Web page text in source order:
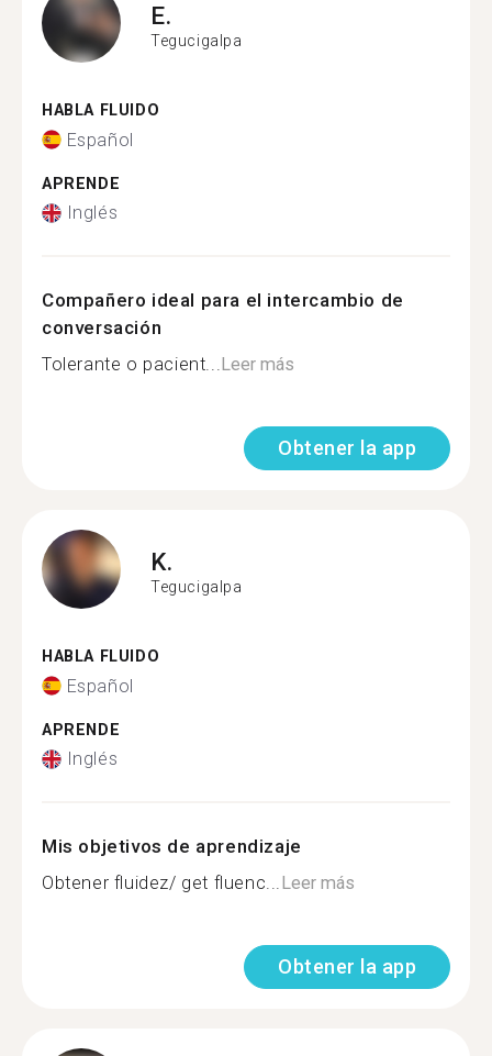
E.
Tegucigalpa
HABLA FLUIDO
Español
APRENDE
Inglés
Compañero ideal para el intercambio de
conversación
Tolerante o pacient...Leer más
Obtener la app
K.
Tegucigalpa
HABLA FLUIDO
Español
APRENDE
Inglés
Mis objetivos de aprendizaje
Obtener fluidez/ get fluenc...Leer más
Obtener la app